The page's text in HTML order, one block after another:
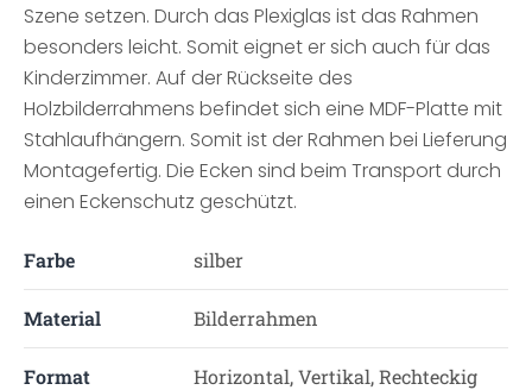
Szene setzen. Durch das Plexiglas ist das Rahmen
besonders leicht. Somit eignet er sich auch für das
Kinderzimmer. Auf der Rückseite des
Holzbilderrahmens befindet sich eine MDF-Platte mit
Stahlaufhängern. Somit ist der Rahmen bei Lieferung
Montagefertig. Die Ecken sind beim Transport durch
einen Eckenschutz geschützt.
Farbe silber
Material Bilderrahmen
Format Horizontal, Vertikal, Rechteckig